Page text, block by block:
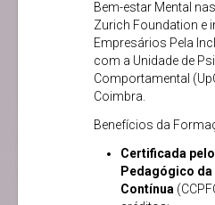
Bem-estar Mental
Zurich Foundation e
Empresários Pela
com a Unidade de
Comportamental
Coimbra.
Benefícios da
Certificada
Pedagógico
Contínua